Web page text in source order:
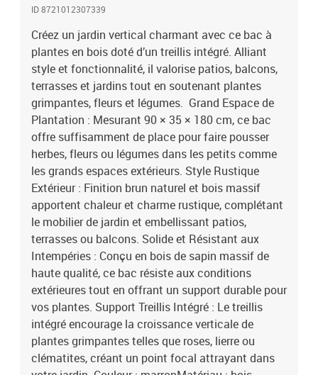
ID 8721012307339
Créez un jardin vertical charmant avec ce bac à
plantes en bois doté d’un treillis intégré. Alliant
style et fonctionnalité, il valorise patios, balcons,
terrasses et jardins tout en soutenant plantes
grimpantes, fleurs et légumes. Grand Espace de
Plantation : Mesurant 90 × 35 × 180 cm, ce bac
offre suffisamment de place pour faire pousser
herbes, fleurs ou légumes dans les petits comme
les grands espaces extérieurs. Style Rustique
Extérieur : Finition brun naturel et bois massif
apportent chaleur et charme rustique, complétant
le mobilier de jardin et embellissant patios,
terrasses ou balcons. Solide et Résistant aux
Intempéries : Conçu en bois de sapin massif de
haute qualité, ce bac résiste aux conditions
extérieures tout en offrant un support durable pour
vos plantes. Support Treillis Intégré : Le treillis
intégré encourage la croissance verticale de
plantes grimpantes telles que roses, lierre ou
clématites, créant un point focal attrayant dans